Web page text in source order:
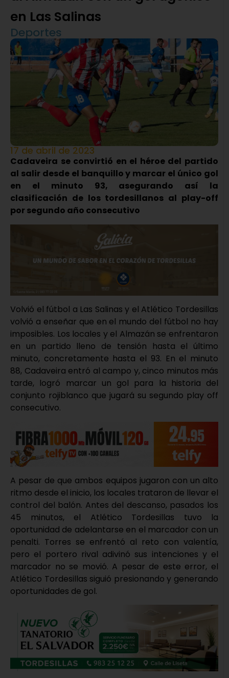
en Las Salinas
Deportes
17 de abril de 2023
Cadaveira se convirtió en el héroe del partido
al salir desde el banquillo y marcar el único gol
en el minuto 93, asegurando así la
clasificación de los tordesillanos al play-off
por segundo año consecutivo
Volvió el fútbol a Las Salinas y el Atlético Tordesillas
volvió a enseñar que en el mundo del fútbol no hay
imposibles. Los locales y el Almazán se enfrentaron
en un partido lleno de tensión hasta el último
minuto, concretamente hasta el 93. En el minuto
88, Cadaveira entró al campo y, cinco minutos más
tarde, logró marcar un gol para la historia del
conjunto rojiblanco que jugará su segundo play off
consecutivo.
A pesar de que ambos equipos jugaron con un alto
ritmo desde el inicio, los locales trataron de llevar el
control del balón. Antes del descanso, pasados los
45 minutos, el Atlético Tordesillas tuvo la
oportunidad de adelantarse en el marcador con un
penalti. Torres se enfrentó al reto con valentía,
pero el portero rival adivinó sus intenciones y el
marcador no se movió. A pesar de este error, el
Atlético Tordesillas siguió presionando y generando
oportunidades de gol.